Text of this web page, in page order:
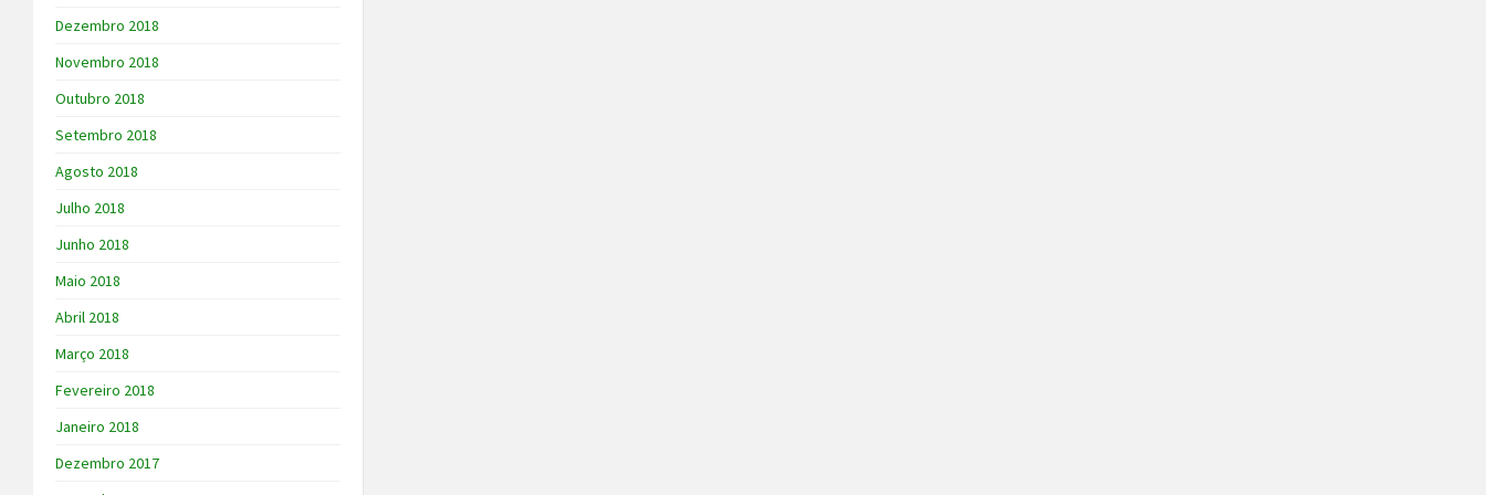
Dezembro 2018
Novembro 2018
Outubro 2018
Setembro 2018
Agosto 2018
Julho 2018
Junho 2018
Maio 2018
Abril 2018
Março 2018
Fevereiro 2018
Janeiro 2018
Dezembro 2017